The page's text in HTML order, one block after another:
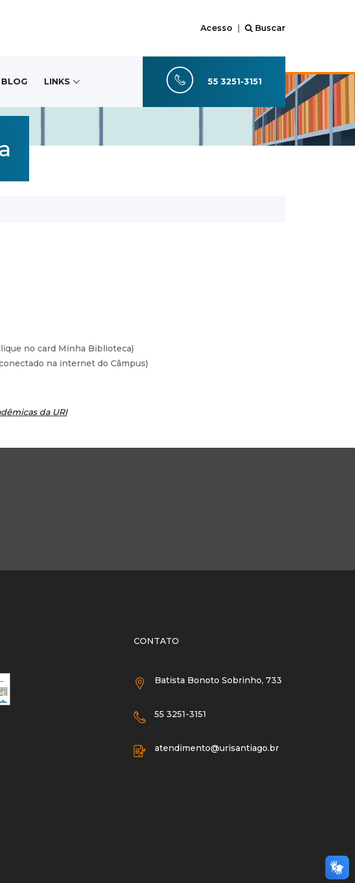
Acesso | Buscar
BLOG LINKS 55 3251-3151
no card Minha Biblioteca)
na internet do Câmpus)
da URI
CONTATO
Batista Bonoto Sobrinho, 733
55 3251-3151
atendimento@urisantiago.br